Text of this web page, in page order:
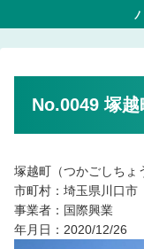
No.0049 塚越
塚越町（つかごしちょ
市町村：埼玉県川口市
事業者：国際興業
年月日：2020/12/26